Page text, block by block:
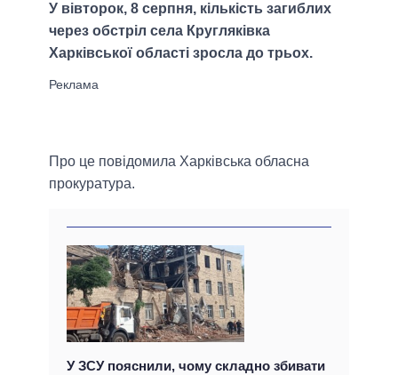
У вівторок, 8 серпня, кількість загиблих
через обстріл села Кругляківка
Харківської області зросла до трьох.
Про це повідомила Харківська обласна
прокуратура.
У ЗСУ пояснили, чому складно збивати